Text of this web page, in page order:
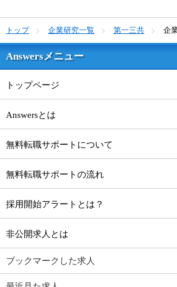
トップ 企業研究一覧 第一三共 企
Answersメニュー
トップページ
Answersとは
無料転職サポートについて
無料転職サポートの流れ
採用開始アラートとは？
非公開求人とは
ブックマークした求人